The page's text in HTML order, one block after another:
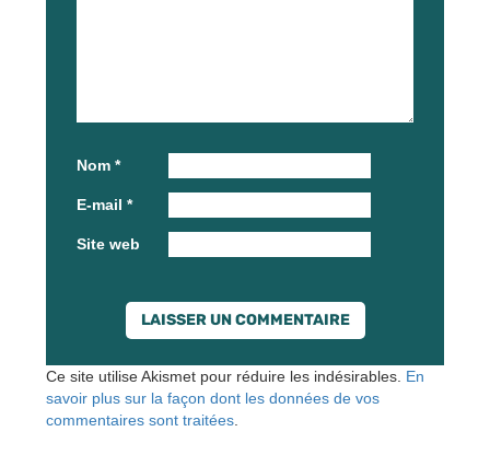
Nom *
E-mail *
Site web
Ce site utilise Akismet pour réduire les indésirables. En
savoir plus sur la façon dont les données de vos
commentaires sont traitées